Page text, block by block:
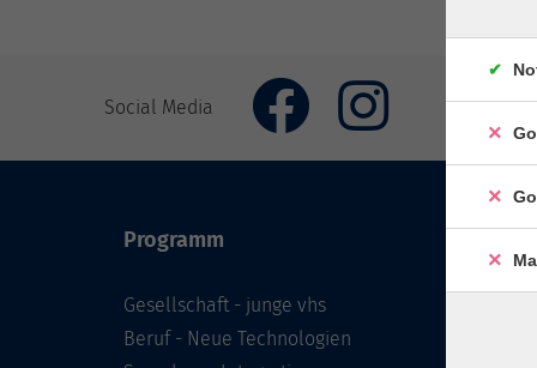
Social Media
Programm
Gesellschaft - junge vhs
Beruf - Neue Technologien